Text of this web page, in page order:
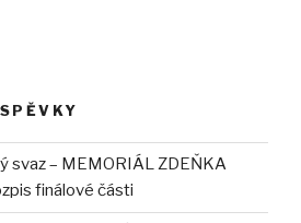
svaz – MEMORIÁL ZDEŇKA
finálové části